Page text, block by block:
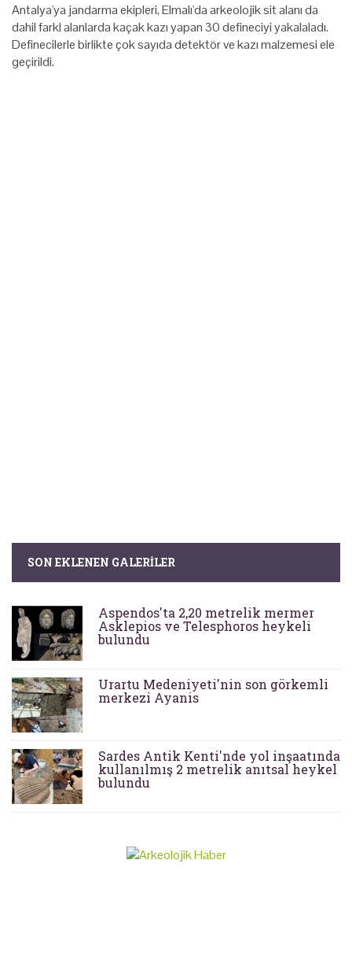
Antalya'ya jandarma ekipleri, Elmalı'da arkeolojik sit alanı da
dahil farkl alanlarda kaçak kazı yapan 30 defineciyi yakalaladı.
Definecilerle birlikte çok sayıda detektör ve kazı malzemesi ele
geçirildi.
SON EKLENEN GALERILER
Aspendos'ta 2,20 metrelik mermer
Asklepios ve Telesphoros heykeli
bulundu
Urartu Medeniyeti'nin son görkemli
merkezi Ayanis
Sardes Antik Kenti'nde yol inşaatında
kullanılmış 2 metrelik anıtsal heykel
bulundu